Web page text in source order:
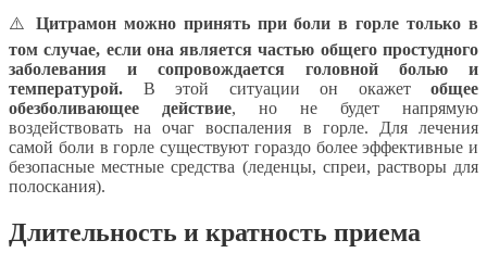
⚠️ Цитрамон можно принять при боли в горле только в
том случае, если она является частью общего простудного
заболевания и сопровождается головной болью и
температурой. В этой ситуации он окажет общее
обезболивающее действие, но не будет напрямую
воздействовать на очаг воспаления в горле. Для лечения
самой боли в горле существуют гораздо более эффективные и
безопасные местные средства (леденцы, спреи, растворы для
полоскания).
Длительность и кратность приема